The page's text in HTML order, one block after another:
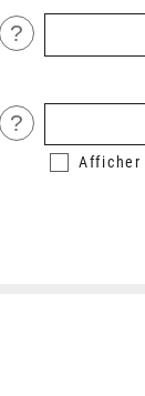
?
?
Afficher